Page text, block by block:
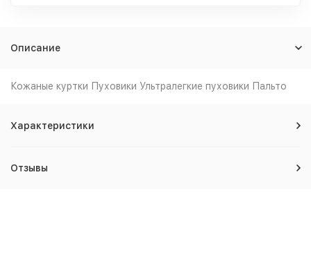
Описание
Кожаные куртки Пуховики Ультралегкие пуховики Пальто
Характеристики
Отзывы